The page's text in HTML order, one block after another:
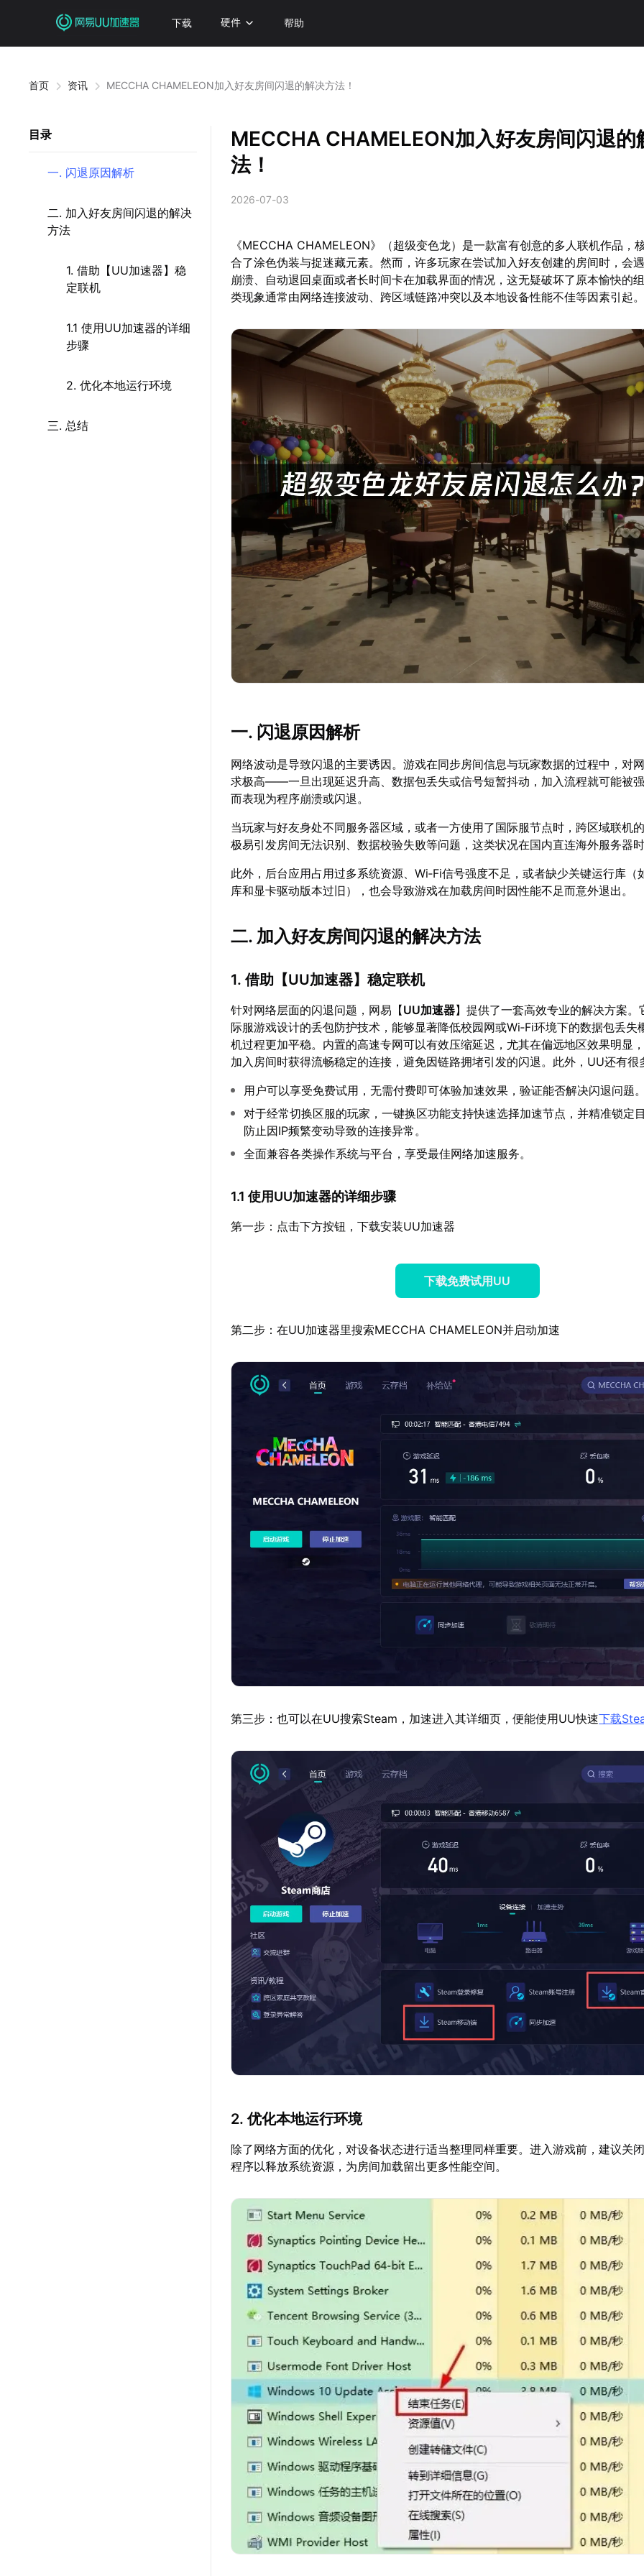
下载 硬件 帮助
首页 资讯 MECCHA CHAMELEON加入好友房间闪退的解决方法！
目录
一. 闪退原因解析
二. 加入好友房间闪退的解决
方法
1. 借助【UU加速器】稳
定联机
1.1 使用UU加速器的详细
步骤
2. 优化本地运行环境
三. 总结
MECCHA CHAMELEON加入好友房间闪退的
法！
2026-07-03
《MECCHA CHAMELEON》（超级变色龙）是一款富有创意的多人联机作品，
合了涂色伪装与捉迷藏元素。然而，许多玩家在尝试加入好友创建的房间时，会
崩溃、自动退回桌面或者长时间卡在加载界面的情况，这无疑破坏了原本愉快的
类现象通常由网络连接波动、跨区域链路冲突以及本地设备性能不佳等因素引起
一. 闪退原因解析
网络波动是导致闪退的主要诱因。游戏在同步房间信息与玩家数据的过程中，对
求极高——一旦出现延迟升高、数据包丢失或信号短暂抖动，加入流程就可能被
而表现为程序崩溃或闪退。
当玩家与好友身处不同服务器区域，或者一方使用了国际服节点时，跨区域联机
极易引发房间无法识别、数据校验失败等问题，这类状况在国内直连海外服务器
此外，后台应用占用过多系统资源、Wi‑Fi信号强度不足，或者缺少关键运行库（
库和显卡驱动版本过旧），也会导致游戏在加载房间时因性能不足而意外退出。
二. 加入好友房间闪退的解决方法
1. 借助【UU加速器】稳定联机
针对网络层面的闪退问题，网易【UU加速器】提供了一套高效专业的解决方案。
际服游戏设计的丢包防护技术，能够显著降低校园网或Wi‑Fi环境下的数据包丢失
机过程更加平稳。内置的高速专网可以有效压缩延迟，尤其在偏远地区效果明显
加入房间时获得流畅稳定的连接，避免因链路拥堵引发的闪退。此外，UU还有很
用户可以享受免费试用，无需付费即可体验加速效果，验证能否解决闪退问题
对于经常切换区服的玩家，一键换区功能支持快速选择加速节点，并精准锁定
防止因IP频繁变动导致的连接异常。
全面兼容各类操作系统与平台，享受最佳网络加速服务。
1.1 使用UU加速器的详细步骤
第一步：点击下方按钮，下载安装UU加速器
下载免费试用UU
第二步：在UU加速器里搜索MECCHA CHAMELEON并启动加速
第三步：也可以在UU搜索Steam，加速进入其详细页，便能使用UU快速下载
2. 优化本地运行环境
除了网络方面的优化，对设备状态进行适当整理同样重要。进入游戏前，建议关
程序以释放系统资源，为房间加载留出更多性能空间。